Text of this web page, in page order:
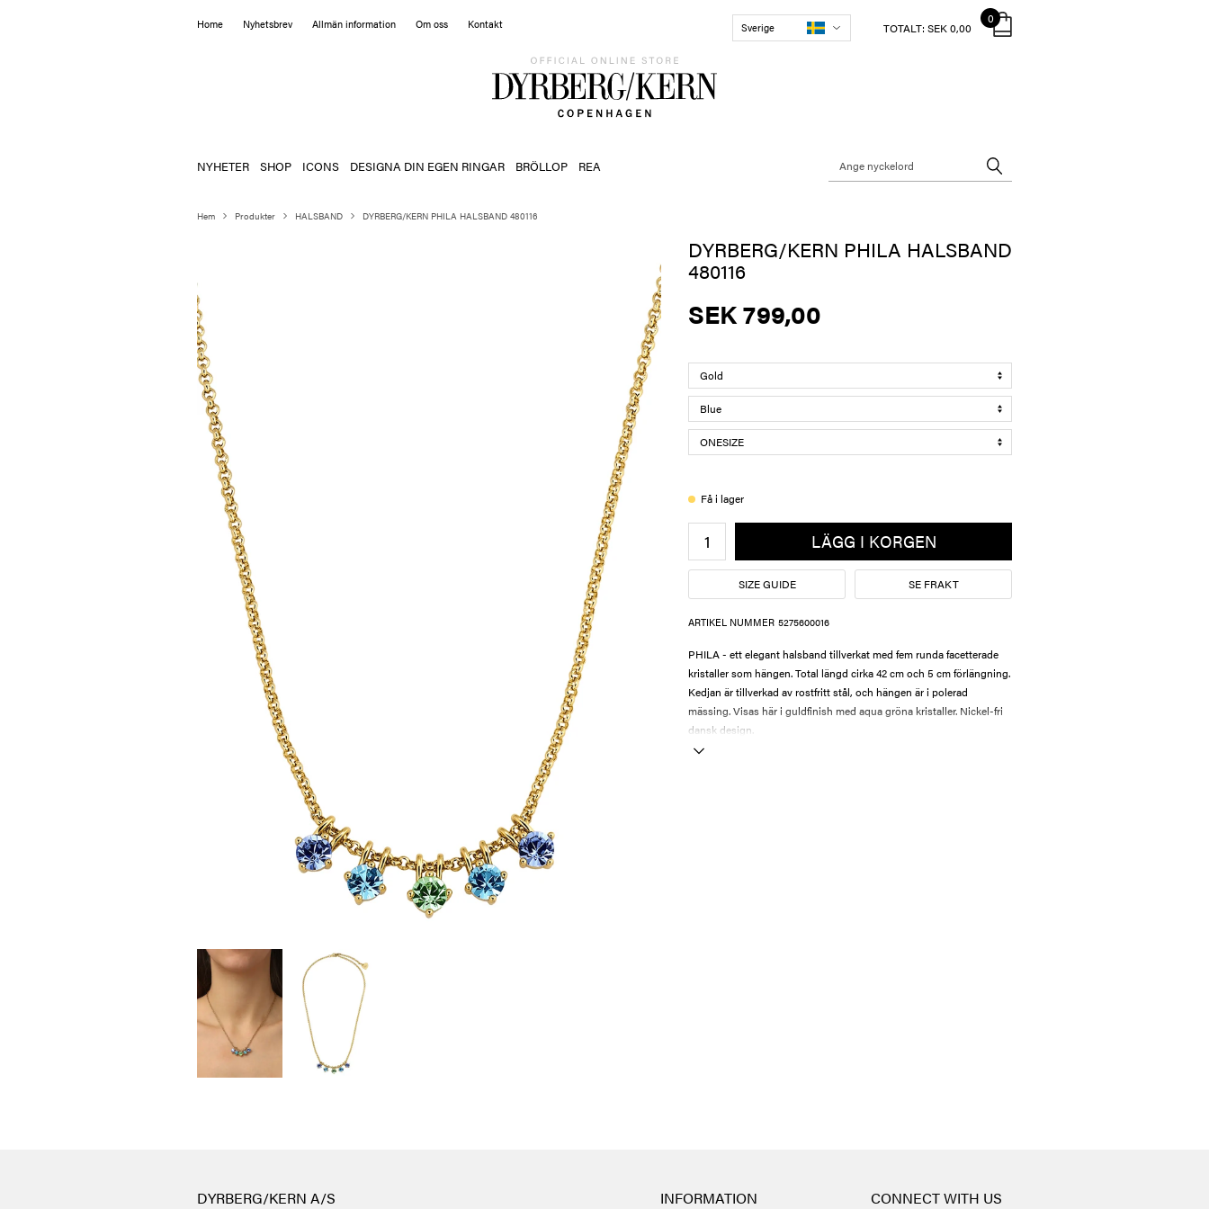
Home Nyhetsbrev Allmän information Om oss Kontakt Sverige
0
TOTALT: SEK 0,00
NYHETER SHOP ICONS DESIGNA DIN EGEN RINGAR BRÖLLOP REA
Hem Produkter HALSBAND DYRBERG/KERN PHILA HALSBAND 480116
DYRBERG/KERN PHILA HALSBAND
480116
SEK 799,00
Få i lager
LÄGG I KORGEN
SIZE GUIDE SE FRAKT
ARTIKEL NUMMER 5275600016
PHILA - ett elegant halsband tillverkat med fem runda facetterade
kristaller som hängen. Total längd cirka 42 cm och 5 cm förlängning.
Kedjan är tillverkad av rostfritt stål, och hängen är i polerad
mässing. Visas här i guldfinish med aqua gröna kristaller. Nickel-fri
dansk design.
DYRBERG/KERN A/S INFORMATION CONNECT WITH US